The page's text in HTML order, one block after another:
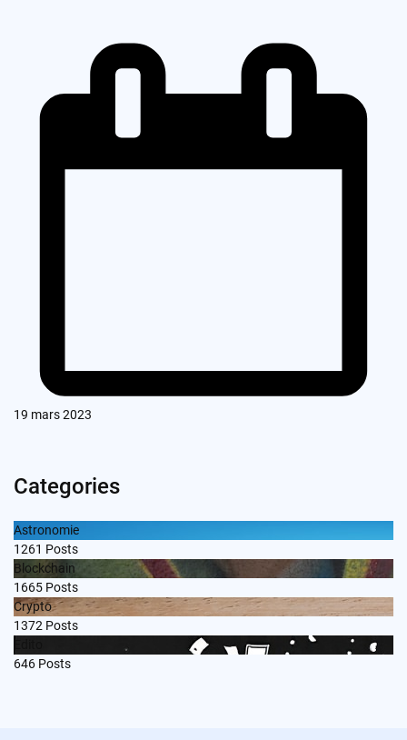
19 mars 2023
Categories
Astronomie
1261 Posts
Blockchain
1665 Posts
Crypto
1372 Posts
646 Posts